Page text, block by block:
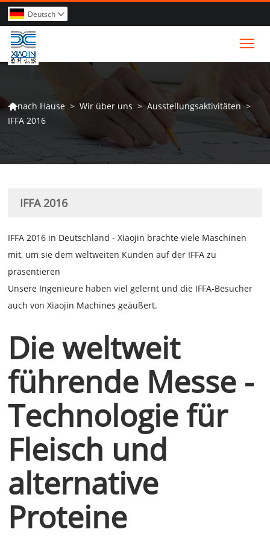
Deutsch 
nach Hause > Wir über uns > Ausstellungsaktivitäten >
IFFA 2016
IFFA 2016
IFFA 2016 in Deutschland - Xiaojin brachte viele Maschinen
mit, um sie dem weltweiten Kunden auf der IFFA zu
präsentieren
Unsere Ingenieure haben viel gelernt und die IFFA-Besucher
auch von Xiaojin Machines geäußert.
Die weltweit
führende Messe -
Technologie für
Fleisch und
alternative
Proteine